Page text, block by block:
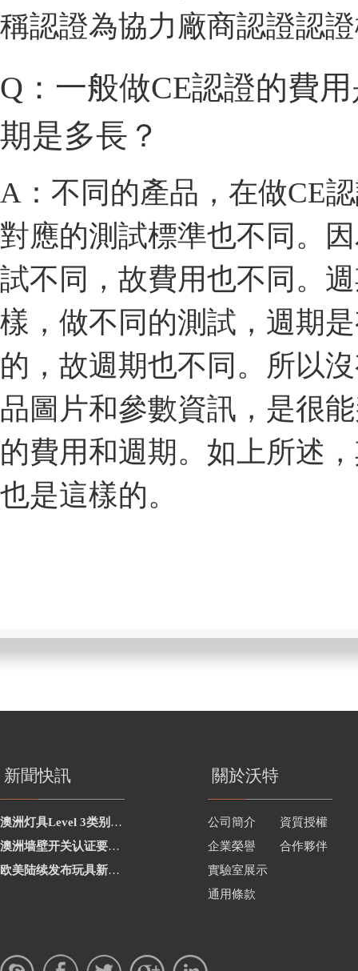
稱認證為協力廠商認證認
Q：一般做CE認證的費
期是多長？
A：不同的產品，在做CE
對應的測試標準也不同。
試不同，故費用也不同。
樣，做不同的測試，週期
的，故週期也不同。所以
品圖片和參數資訊，是很
的費用和週期。如上所述
也是這樣的。
新聞快訊
澳洲灯具Level 3类别新增2项
澳洲墙壁开关认证要求修订
欧美陆续发布玩具新要求
關於沃特
公司簡介
資質授權
企業榮譽
合作夥伴
實驗室展示
通用條款